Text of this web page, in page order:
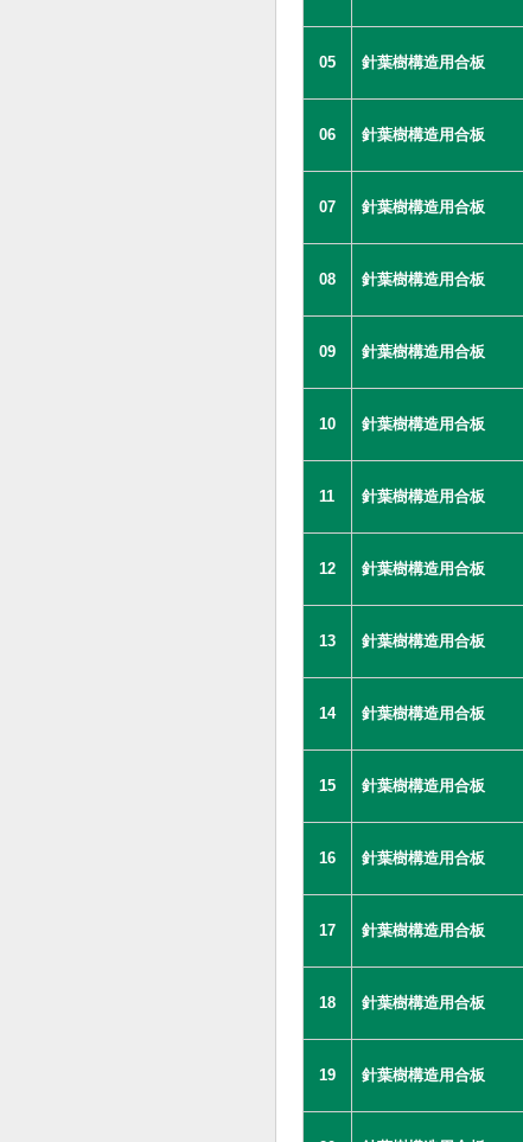
05 針葉樹構造用合板
06 針葉樹構造用合板
07 針葉樹構造用合板
08 針葉樹構造用合板
09 針葉樹構造用合板
10 針葉樹構造用合板
11 針葉樹構造用合板
12 針葉樹構造用合板
13 針葉樹構造用合板
14 針葉樹構造用合板
15 針葉樹構造用合板
16 針葉樹構造用合板
17 針葉樹構造用合板
18 針葉樹構造用合板
19 針葉樹構造用合板